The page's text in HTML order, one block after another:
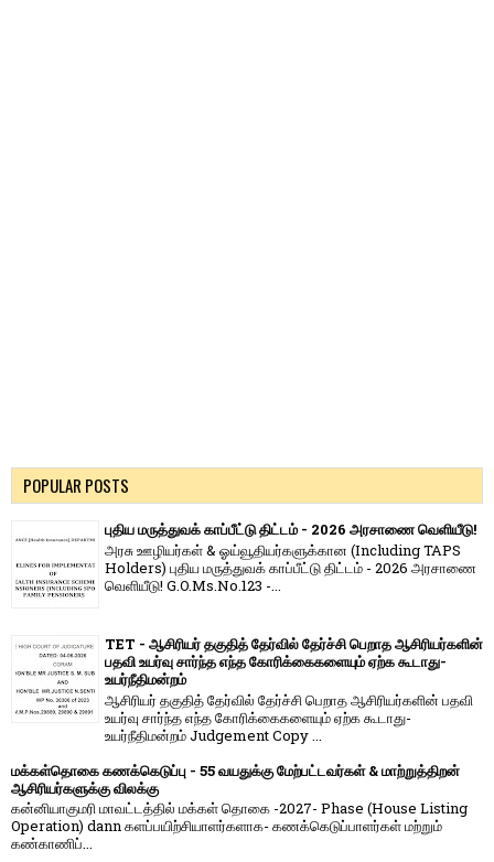
POPULAR POSTS
புதிய மருத்துவக் காப்பீட்டு திட்டம் - 2026 அரசாணை வெளியீடு!
அரசு ஊழியர்கள் & ஓய்வூதியர்களுக்கான (Including TAPS
Holders) புதிய மருத்துவக் காப்பீட்டு திட்டம் - 2026 அரசாணை
வெளியீடு! G.O.Ms.No.123 -...
TET - ஆசிரியர் தகுதித் தேர்வில் தேர்ச்சி பெறாத ஆசிரியர்களின்
பதவி உயர்வு சார்ந்த எந்த கோரிக்கைகளையும் ஏற்க கூடாது-
உயர்நீதிமன்றம்
ஆசிரியர் தகுதித் தேர்வில் தேர்ச்சி பெறாத ஆசிரியர்களின் பதவி
உயர்வு சார்ந்த எந்த கோரிக்கைகளையும் ஏற்க கூடாது-
உயர்நீதிமன்றம் Judgement Copy ...
மக்கள்தொகை கணக்கெடுப்பு - 55 வயதுக்கு மேற்பட்டவர்கள் & மாற்றுத்திறன்
ஆசிரியர்களுக்கு விலக்கு
கன்னியாகுமரி மாவட்டத்தில் மக்கள் தொகை -2027- Phase (House Listing
Operation) dann களப்பயிற்சியாளர்களாக- கணக்கெடுப்பாளர்கள் மற்றும்
கண்காணிப்...